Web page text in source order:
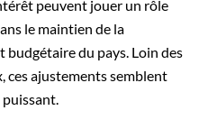
peuvent jouer un rôle
le maintien de la
budgétaire du pays. Loin des
ces ajustements semblent